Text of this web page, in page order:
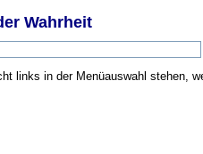
Wahrheit
links in der Menüauswahl stehen,